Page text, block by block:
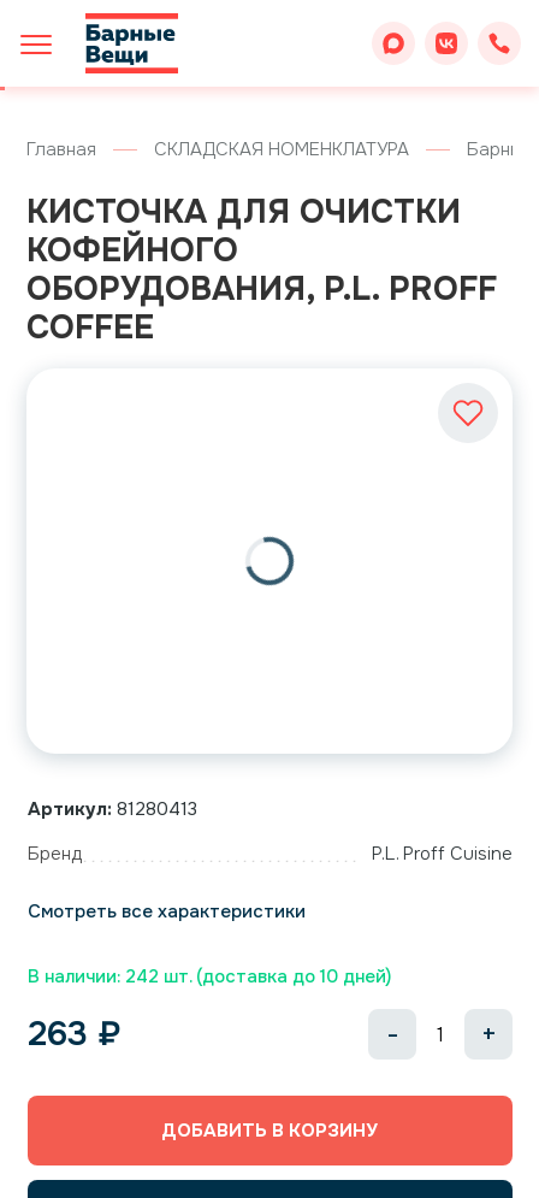
Главная СКЛАДСКАЯ НОМЕНКЛАТУРА Барные
КИСТОЧКА ДЛЯ ОЧИСТКИ
КОФЕЙНОГО
ОБОРУДОВАНИЯ, P.L. PROFF
COFFEE
Артикул: 81280413
Бренд
P.L. Proff Cuisine
Смотреть все характеристики
В наличии: 242 шт. (доставка до 10 дней)
263 ₽ - +
ДОБАВИТЬ В КОРЗИНУ